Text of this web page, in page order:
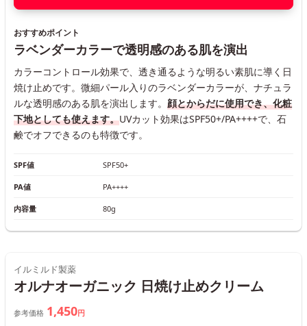
おすすめポイント
ラベンダーカラーで透明感のある肌を演出
カラーコントロール効果で、透き通るような明るい素肌に導く日
焼け止めです。微細パール入りのラベンダーカラーが、ナチュラ
ルな透明感のある肌を演出します。 顔とからだに使用でき、化粧
下地としても使えます。UVカット効果はSPF50+/PA++++で、石
鹸でオフできるのも特徴です。
SPF値 SPF50+
PA値 PA++++
内容量 80g
イルミルド製薬
オルナオーガニック 日焼け止めクリーム
参考価格 1,450円